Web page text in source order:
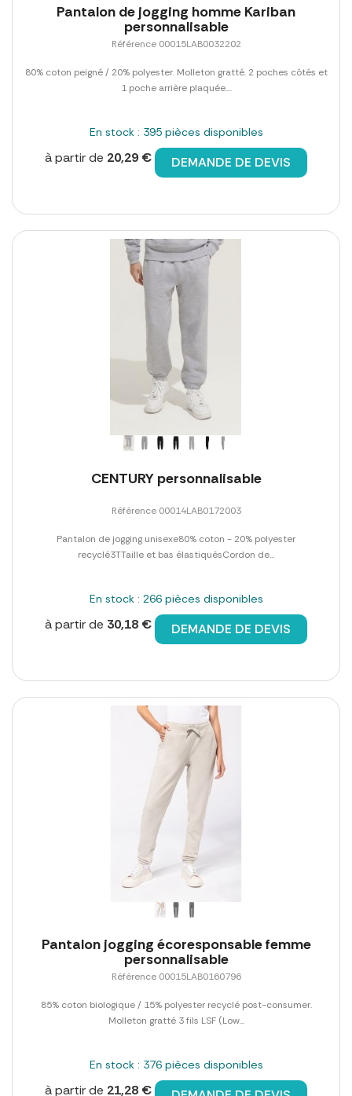
Pantalon de jogging homme Kariban
personnalisable
Référence 00015LAB0032202
80% coton peigné / 20% polyester. Molleton gratté. 2 poches côtés et
1 poche arrière plaquée....
En stock : 395 pièces disponibles
à partir de 20,29 € DEMANDE DE DEVIS
CENTURY personnalisable
Référence 00014LAB0172003
Pantalon de jogging unisexe80% coton - 20% polyester
recyclé3TTaille et bas élastiquésCordon de...
En stock : 266 pièces disponibles
à partir de 30,18 € DEMANDE DE DEVIS
Pantalon jogging écoresponsable femme
personnalisable
Référence 00015LAB0160796
85% coton biologique / 15% polyester recyclé post-consumer.
Molleton gratté 3 fils LSF (Low...
En stock : 376 pièces disponibles
à partir de 21,28 €